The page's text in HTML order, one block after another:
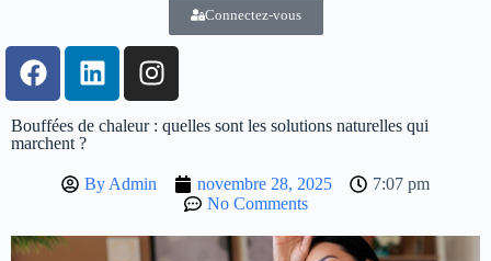
Connectez-vous
Bouffées de chaleur : quelles sont les solutions naturelles qui
marchent ?
By Admin novembre 28, 2025
7:07 pm
No Comments